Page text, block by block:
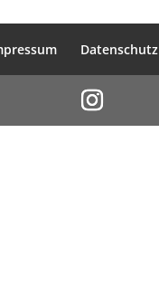
Datenschutz